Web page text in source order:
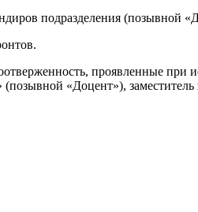
подразделения (позывной
проявленные при
«Доцент»), заместитель